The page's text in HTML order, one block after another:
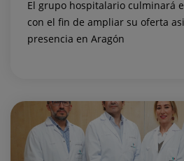
El grupo hospitalario culminará
con el fin de ampliar su oferta
presencia en Aragón